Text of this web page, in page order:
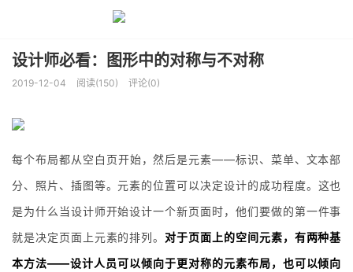
设计师必看：图形中的对称与不对称
2019-12-04 阅读(150) 评论(0)
每个布局都从空白页开始，然后是元素——标识、菜单、文本部
分、照片、插图等。元素的位置可以决定设计的成功程度。这也
是为什么当设计师开始设计一个新页面时，他们要做的第一件事
就是决定页面上元素的排列。 对于页面上的空间元素，有两种基
本方法——设计人员可以倾向于更对称的元素布局，也可以倾向